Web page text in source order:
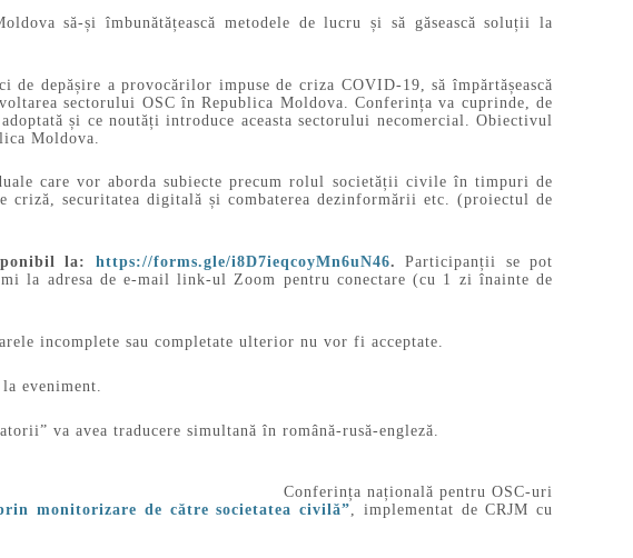
să-și îmbunătățească metodele de lucru și să găsească soluții la
depășire a provocărilor impuse de criza COVID-19, să împărtășească
sectorului OSC în Republica Moldova. Conferința va cuprinde, de
și ce noutăți introduce aceasta sectorului necomercial. Obiectivul
Moldova.
care vor aborda subiecte precum rolul societății civile în timpuri de
securitatea digitală și combaterea dezinformării etc. (proiectul de
la: https://forms.gle/i8D7ieqcoyMn6uN46. Participanții se pot
la adresa de e-mail link-ul Zoom pentru conectare (cu 1 zi înainte de
incomplete sau completate ulterior nu vor fi acceptate.
eveniment.
va avea traducere simultană în română-rusă-engleză.
de CRJM.
OSC-uri
monitorizare de către societatea civilă”, implementat de CRJM cu